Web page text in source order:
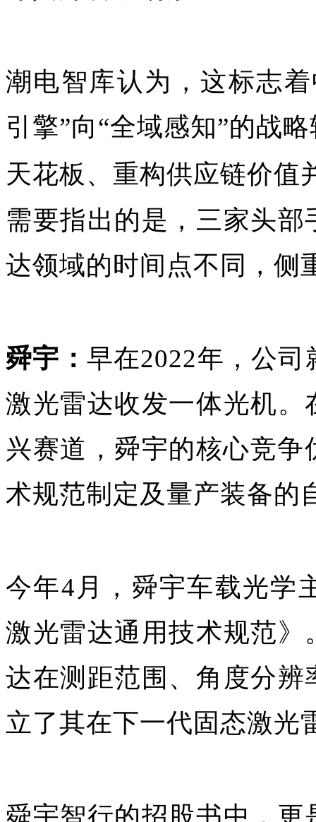
潮电智库认为，这标志
引擎”向“全域感知”的战
天花板、重构供应链价值
需要指出的是，三家头
达领域的时间点不同，侧
舜宇： 早在2022年，公
激光雷达收发一体光机
兴赛道，舜宇的核心竞
术规范制定及量产装备的
今年4月，舜宇车载光学
激光雷达通用技术规范
达在测距范围、角度分
立了其在下一代固态激光
舜宇智行的招股书中，